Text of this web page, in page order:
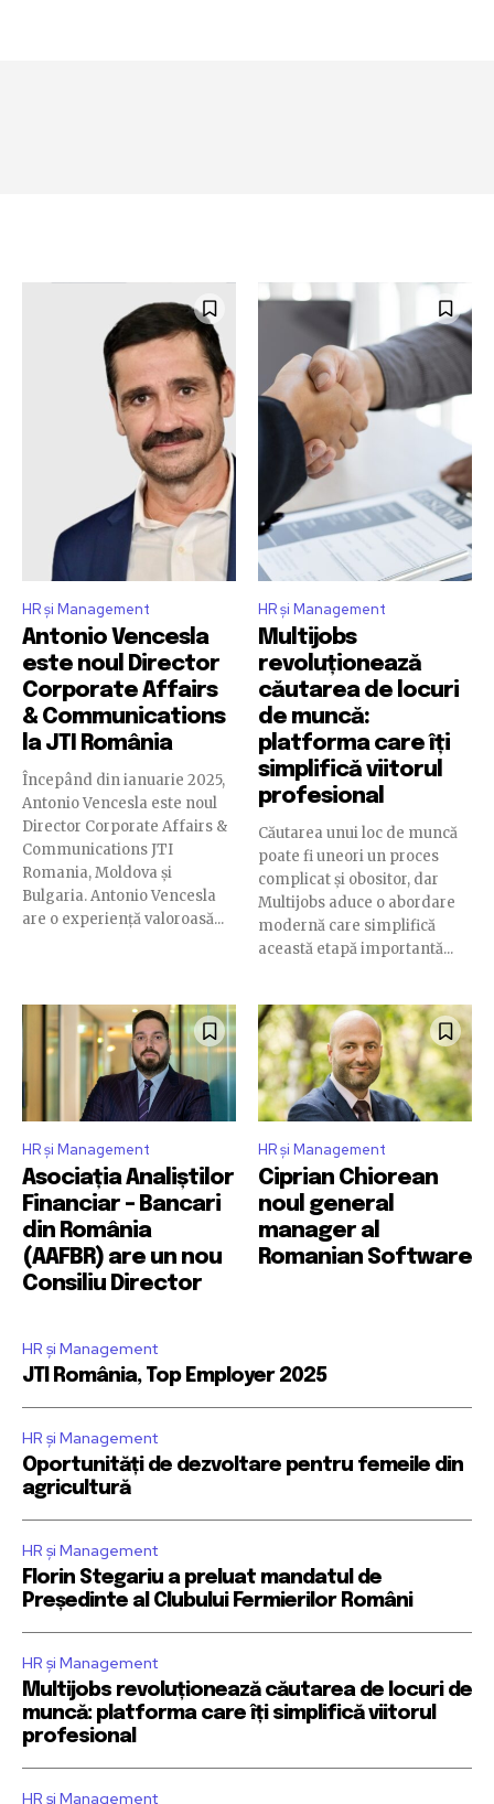
HR și Management
Antonio Vencesla
este noul Director
Corporate Affairs
& Communications
la JTI România
Începând din ianuarie 2025,
Antonio Vencesla este noul
Director Corporate Affairs &
Communications JTI
Romania, Moldova și
Bulgaria. Antonio Vencesla
are o experiență valoroasă...
HR și Management
Multijobs
revoluționează
căutarea de locuri
de muncă:
platforma care îți
simplifică viitorul
profesional
Căutarea unui loc de muncă
poate fi uneori un proces
complicat și obositor, dar
Multijobs aduce o abordare
modernă care simplifică
această etapă importantă...
HR și Management
Asociația Analiștilor
Financiar – Bancari
din România
(AAFBR) are un nou
Consiliu Director
HR și Management
Ciprian Chiorean
noul general
manager al
Romanian Software
HR și Management
JTI România, Top Employer 2025
HR și Management
Oportunități de dezvoltare pentru femeile din
agricultură
HR și Management
Florin Stegariu a preluat mandatul de
Președinte al Clubului Fermierilor Români
HR și Management
Multijobs revoluționează căutarea de locuri de
muncă: platforma care îți simplifică viitorul
profesional
HR și Management